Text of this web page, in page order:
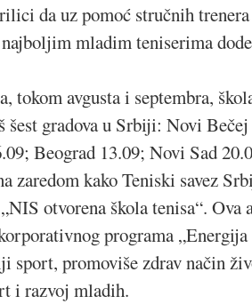
da uz pomoć stručnih
mladim teniserima
tokom avgusta i septembra,
šest gradova u Srbiji: Novi
Beograd 13.09; Novi Sad
zaredom kako Teniski savez
otvorena škola tenisa“. Ova
programa
sport, promoviše zdrav način
i razvoj mladih.